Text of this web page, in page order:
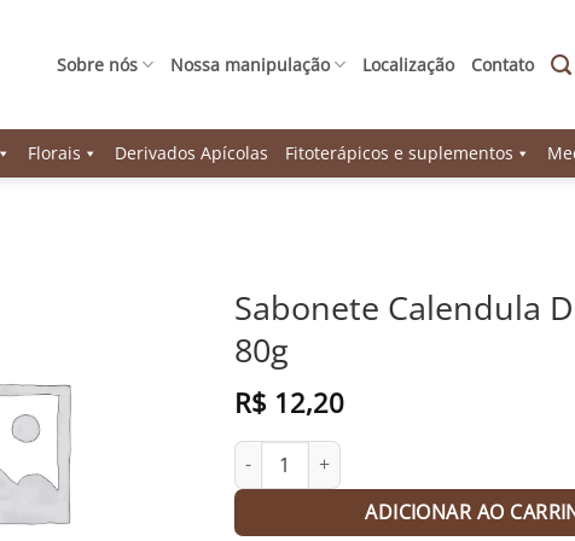
Sobre nós Nossa manipulação Localização Contato
Florais Derivados Apícolas Fitoterápicos e suplementos
Sabonete Calendula
80g
R$ 12,20
Sabonete Calendula Domus - 80g
ADICIONAR AO